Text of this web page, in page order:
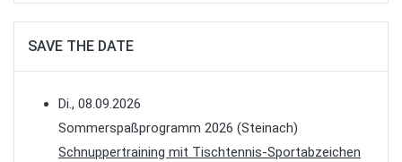
SAVE THE DATE
Di., 08.09.2026
Sommerspaßprogramm 2026 (Steinach)
Schnuppertraining mit Tischtennis-Sportabzeichen